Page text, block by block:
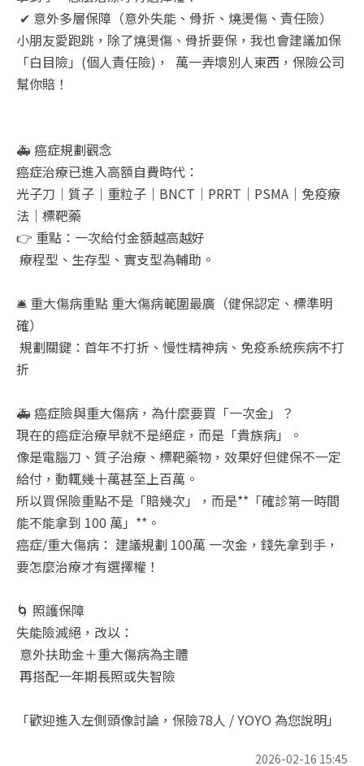
✔ 意外多層保障（意外失能、骨折、燒燙傷、責任險）
小朋友愛跑跳，除了燒燙傷、骨折要保，我也會建議加保
「白目險」(個人責任險)， 萬一弄壞別人東西，保險公司
幫你賠！
🚑 癌症規劃觀念
癌症治療已進入高額自費時代：
光子刀｜質子｜重粒子｜BNCT｜PRRT｜PSMA｜免疫療
法｜標靶藥
👉 重點：一次給付金額越高越好
療程型、生存型、實支型為輔助。
🛎️ 重大傷病重點 重大傷病範圍最廣（健保認定、標準明
確）
規劃關鍵：首年不打折、慢性精神病、免疫系統疾病不打
折
🚑 癌症險與重大傷病，為什麼要買「一次金」？
現在的癌症治療早就不是絕症，而是「貴族病」。
像是電腦刀、質子治療、標靶藥物，效果好但健保不一定
給付，動輒幾十萬甚至上百萬。
所以買保險重點不是「賠幾次」，而是**「確診第一時間
能不能拿到 100 萬」**。
癌症/重大傷病： 建議規劃 100萬 一次金，錢先拿到手，
要怎麼治療才有選擇權！
🌀 照護保障
失能險滅絕，改以：
意外扶助金＋重大傷病為主體
再搭配一年期長照或失智險
「歡迎進入左側頭像討論，保險78人 / YOYO 為您說明」
2026-02-16 15:45